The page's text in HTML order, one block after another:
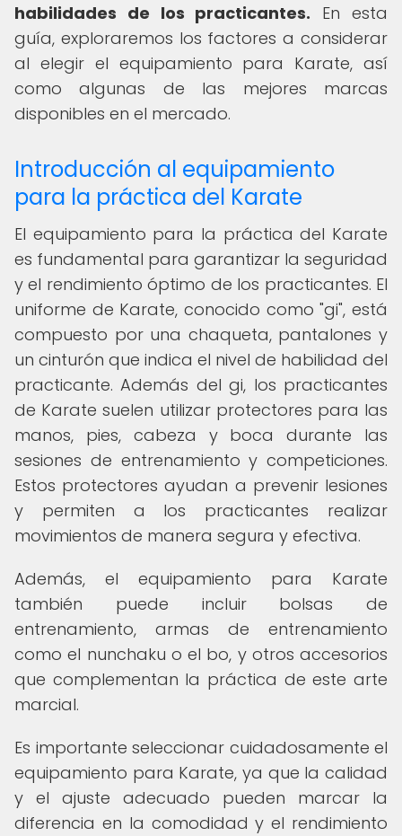
habilidades de los practicantes. En esta
guía, exploraremos los factores a considerar
al elegir el equipamiento para Karate, así
como algunas de las mejores marcas
disponibles en el mercado.
Introducción al equipamiento
para la práctica del Karate
El equipamiento para la práctica del Karate
es fundamental para garantizar la seguridad
y el rendimiento óptimo de los practicantes. El
uniforme de Karate, conocido como "gi", está
compuesto por una chaqueta, pantalones y
un cinturón que indica el nivel de habilidad del
practicante. Además del gi, los practicantes
de Karate suelen utilizar protectores para las
manos, pies, cabeza y boca durante las
sesiones de entrenamiento y competiciones.
Estos protectores ayudan a prevenir lesiones
y permiten a los practicantes realizar
movimientos de manera segura y efectiva.
Además, el equipamiento para Karate
también puede incluir bolsas de
entrenamiento, armas de entrenamiento
como el nunchaku o el bo, y otros accesorios
que complementan la práctica de este arte
marcial.
Es importante seleccionar cuidadosamente el
equipamiento para Karate, ya que la calidad
y el ajuste adecuado pueden marcar la
diferencia en la comodidad y el rendimiento